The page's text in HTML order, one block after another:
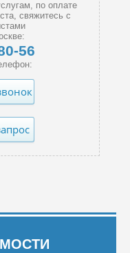
по оплате
свяжитесь с
56